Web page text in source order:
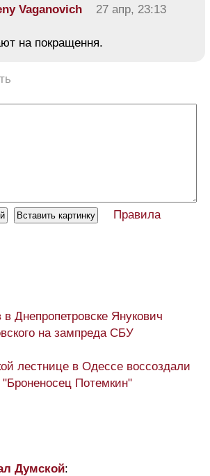
Vaganovich
27 апр, 23:13
на покращення.
Правила
Днепропетровске Янукович
на зампреда СБУ
лестнице в Одессе воссоздали
Потемкин"
Думской: